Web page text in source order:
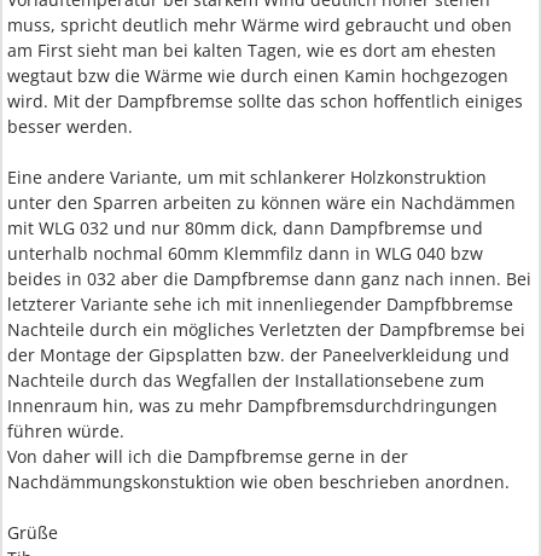
muss, spricht deutlich mehr Wärme wird gebraucht und oben
am First sieht man bei kalten Tagen, wie es dort am ehesten
wegtaut bzw die Wärme wie durch einen Kamin hochgezogen
wird. Mit der Dampfbremse sollte das schon hoffentlich einiges
besser werden.
Eine andere Variante, um mit schlankerer Holzkonstruktion
unter den Sparren arbeiten zu können wäre ein Nachdämmen
mit WLG 032 und nur 80mm dick, dann Dampfbremse und
unterhalb nochmal 60mm Klemmfilz dann in WLG 040 bzw
beides in 032 aber die Dampfbremse dann ganz nach innen. Bei
letzterer Variante sehe ich mit innenliegender Dampfbbremse
Nachteile durch ein mögliches Verletzten der Dampfbremse bei
der Montage der Gipsplatten bzw. der Paneelverkleidung und
Nachteile durch das Wegfallen der Installationsebene zum
Innenraum hin, was zu mehr Dampfbremsdurchdringungen
führen würde.
Von daher will ich die Dampfbremse gerne in der
Nachdämmungskonstuktion wie oben beschrieben anordnen.
Grüße